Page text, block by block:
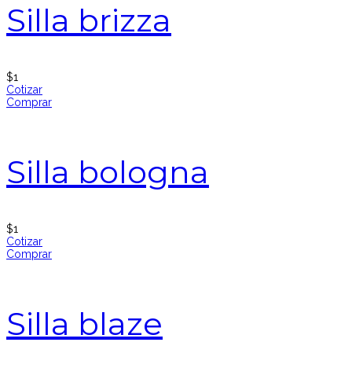
Silla brizza
$1
Cotizar
Comprar
Silla bologna
$1
Cotizar
Comprar
Silla blaze